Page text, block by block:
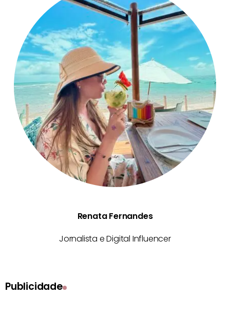
Renata Fernandes
Renata Fernandes
Jornalista e Digital Influencer
Publicidade